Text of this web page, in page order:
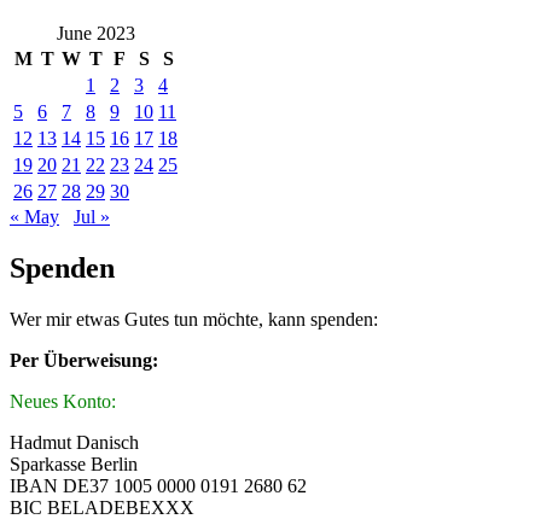
June 2023
M T W T F S
S
1
2 3
4
5
6 7 8 9 10 11
12 13 14 15 16 17 18
19 20 21 22 23 24 25
26 27 28 29 30
« May
Jul »
Spenden
Wer mir etwas Gutes tun möchte, kann spenden:
Per Überweisung:
Neues Konto:
Hadmut Danisch
Sparkasse Berlin
IBAN DE37 1005 0000 0191 2680 62
BIC BELADEBEXXX